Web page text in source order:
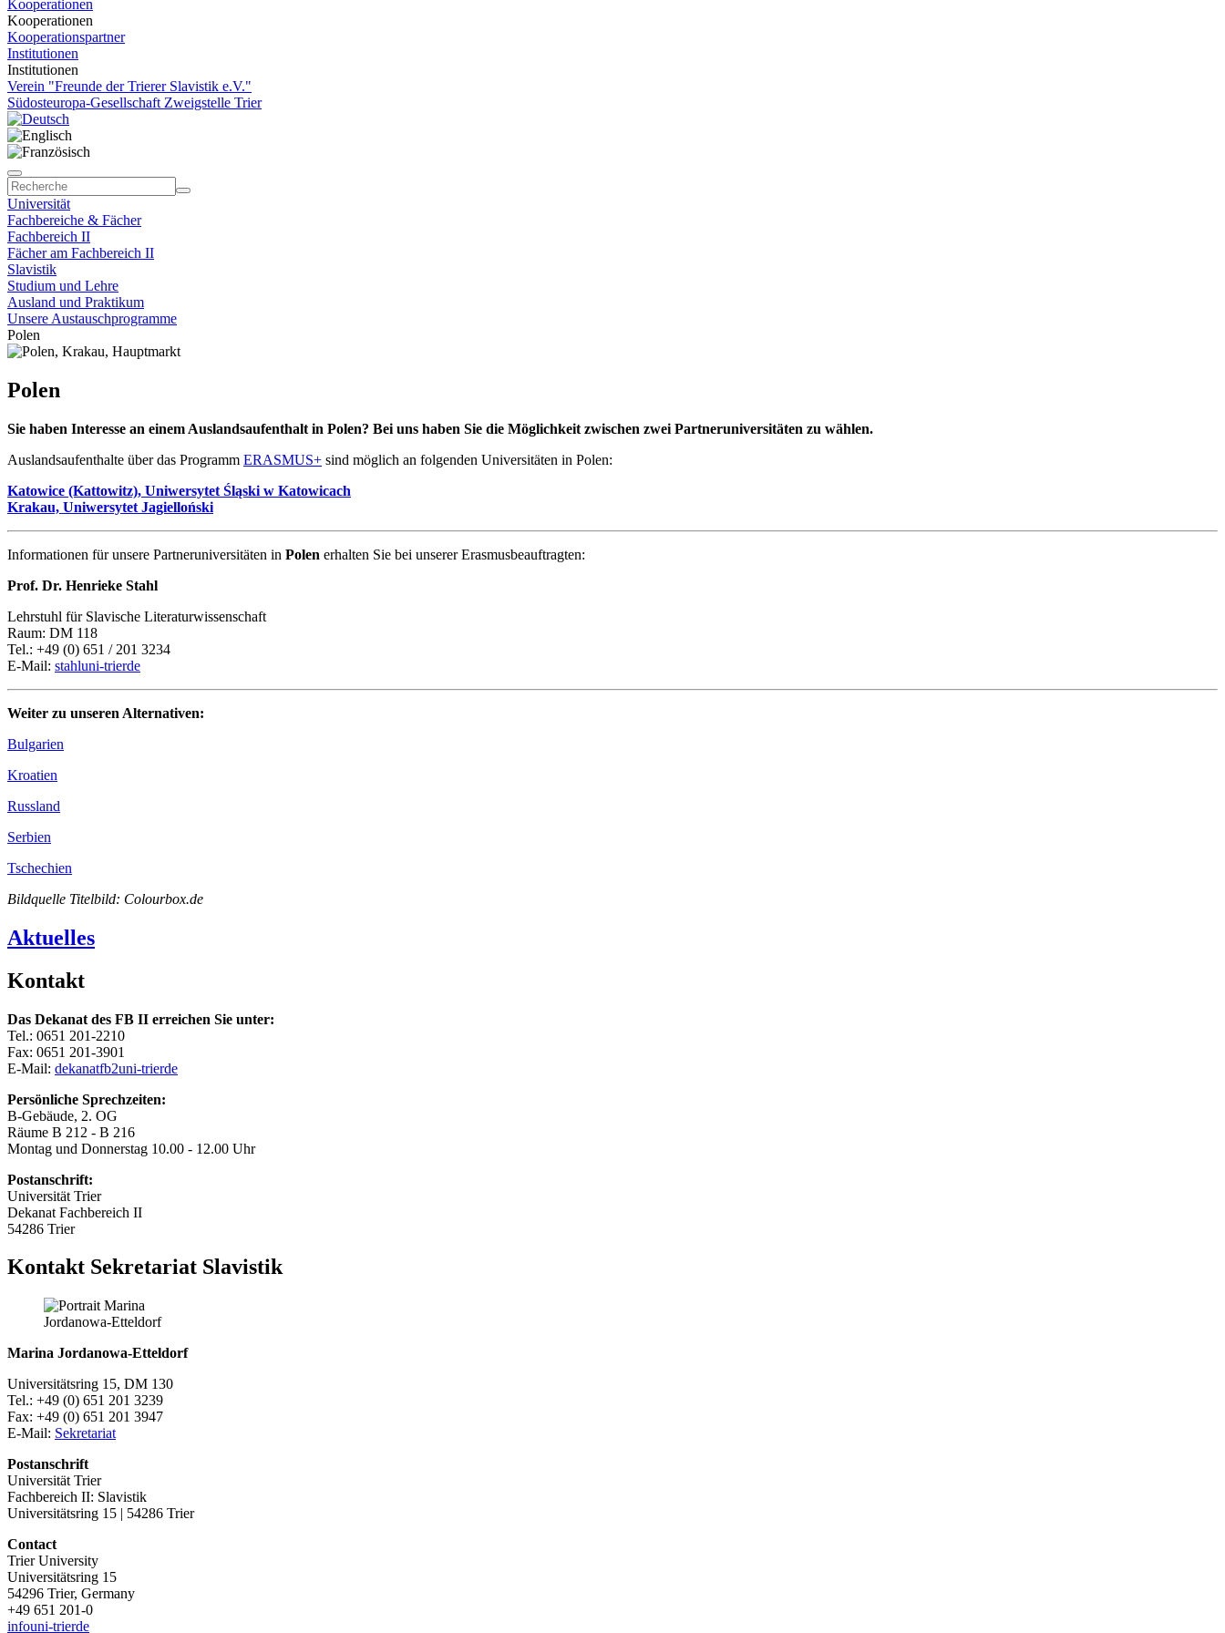
Kooperationen
Kooperationen
Kooperationspartner
Institutionen
Institutionen
Verein "Freunde der Trierer Slavistik e.V."
Südosteuropa-Gesellschaft Zweigstelle Trier
Universität
Fachbereiche & Fächer
Fachbereich II
Fächer am Fachbereich II
Slavistik
Studium und Lehre
Ausland und Praktikum
Unsere Austauschprogramme
Polen
Polen
Sie haben Interesse an einem Auslandsaufenthalt in Polen? Bei uns haben Sie die Möglichkeit zwischen zwei Partneruniversitäten zu wählen.
Auslandsaufenthalte über das Programm ERASMUS+ sind möglich an folgenden Universitäten in Polen:
Katowice (Kattowitz), Uniwersytet Śląski w Katowicach
Krakau, Uniwersytet Jagielloński
Informationen für unsere Partneruniversitäten in Polen erhalten Sie bei unserer Erasmusbeauftragten:
Prof. Dr. Henrieke Stahl
Lehrstuhl für Slavische Literaturwissenschaft
Raum: DM 118
Tel.: +49 (0) 651 / 201 3234
E-Mail: stahluni-trierde
Weiter zu unseren Alternativen:
Bulgarien
Kroatien
Russland
Serbien
Tschechien
Bildquelle Titelbild: Colourbox.de
Aktuelles
Kontakt
Das Dekanat des FB II erreichen Sie unter:
Tel.: 0651 201-2210
Fax: 0651 201-3901
E-Mail: dekanatfb2uni-trierde
Persönliche Sprechzeiten:
B-Gebäude, 2. OG
Räume B 212 - B 216
Montag und Donnerstag 10.00 - 12.00 Uhr
Postanschrift:
Universität Trier
Dekanat Fachbereich II
54286 Trier
Kontakt Sekretariat Slavistik
Marina Jordanowa-Etteldorf
Universitätsring 15, DM 130
Tel.: +49 (0) 651 201 3239
Fax: +49 (0) 651 201 3947
E-Mail: Sekretariat
Postanschrift
Universität Trier
Fachbereich II: Slavistik
Universitätsring 15 | 54286 Trier
Contact
Trier University
Universitätsring 15
54296 Trier, Germany
+49 651 201-0
infouni-trierde